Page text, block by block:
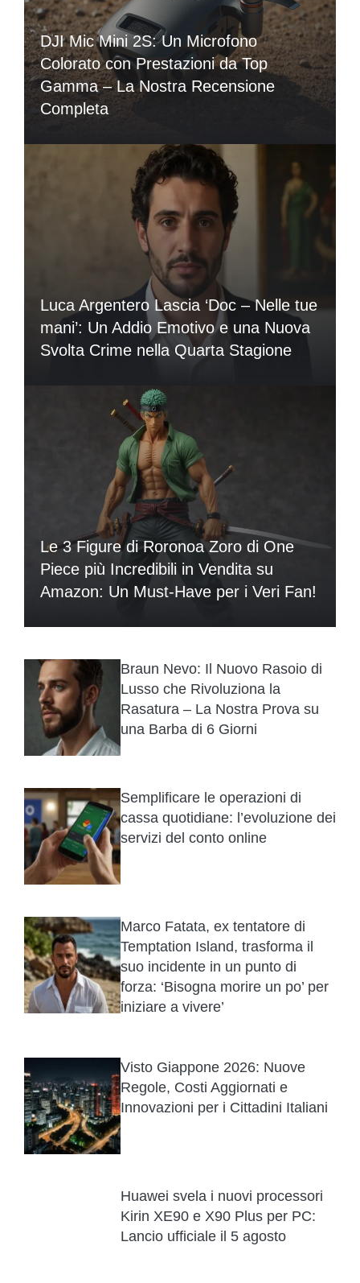
DJI Mic Mini 2S: Un Microfono
Colorato con Prestazioni da Top
Gamma – La Nostra Recensione
Completa
Luca Argentero Lascia ‘Doc – Nelle tue
mani’: Un Addio Emotivo e una Nuova
Svolta Crime nella Quarta Stagione
Le 3 Figure di Roronoa Zoro di One
Piece più Incredibili in Vendita su
Amazon: Un Must-Have per i Veri Fan!
Braun Nevo: Il Nuovo Rasoio di
Lusso che Rivoluziona la
Rasatura – La Nostra Prova su
una Barba di 6 Giorni
Semplificare le operazioni di
cassa quotidiane: l’evoluzione dei
servizi del conto online
Marco Fatata, ex tentatore di
Temptation Island, trasforma il
suo incidente in un punto di
forza: ‘Bisogna morire un po’ per
iniziare a vivere’
Visto Giappone 2026: Nuove
Regole, Costi Aggiornati e
Innovazioni per i Cittadini Italiani
Huawei svela i nuovi processori
Kirin XE90 e X90 Plus per PC:
Lancio ufficiale il 5 agosto